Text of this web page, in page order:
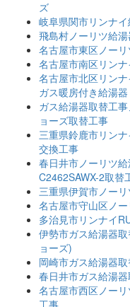
ズ
岐阜県関市リンナ
飛島村ノーリツ給
名古屋市東区ノー
名古屋市南区リン
名古屋市北区リン
ガス暖房付き給湯器
ガス給湯器取替工
ョーズ取替工事
三重県鈴鹿市リン
交換工事
春日井市ノーリツ
C2462SAWX-2取替
三重県伊賀市ノー
名古屋市守山区ノ
多治見市リンナイ
伊勢市ガス給湯器
ョーズ)
岡崎市ガス給湯器
春日井市ガス給湯
名古屋市西区ノー